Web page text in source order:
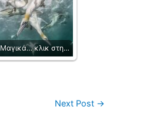
Μαγικά… κλικ στη…
Next Post →